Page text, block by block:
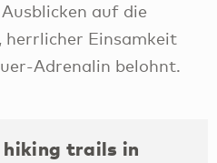
auf die
herrlicher Einsamkeit
Adrenalin belohnt.
trails in